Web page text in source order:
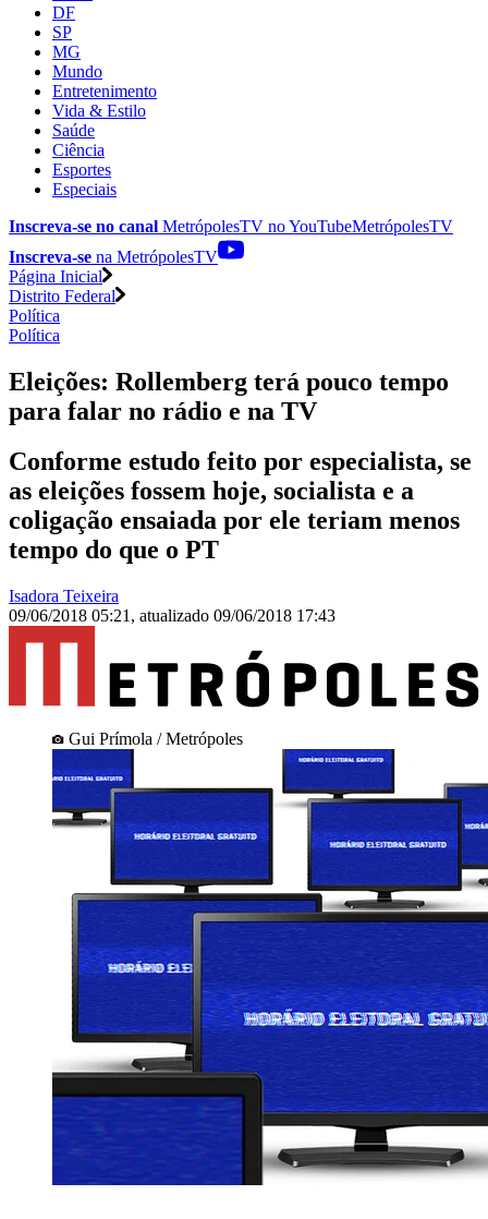
DF
SP
MG
Mundo
Entretenimento
Vida & Estilo
Saúde
Ciência
Esportes
Especiais
Inscreva-se no canal MetrópolesTV noYouTubeMetrópolesTV
Inscreva-se na MetrópolesTV
Página Inicial
Distrito Federal
Política
Política
Eleições: Rollemberg terá pouco tempo
para falar no rádio e na TV
Conforme estudo feito por especialista, se
as eleições fossem hoje, socialista e a
coligação ensaiada por ele teriam menos
tempo do que o PT
Isadora Teixeira
09/06/2018 05:21 , atualizado 09/06/2018 17:43
Gui Prímola / Metrópoles